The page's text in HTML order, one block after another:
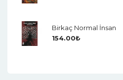
Birkaç Normal İnsan
154.00₺